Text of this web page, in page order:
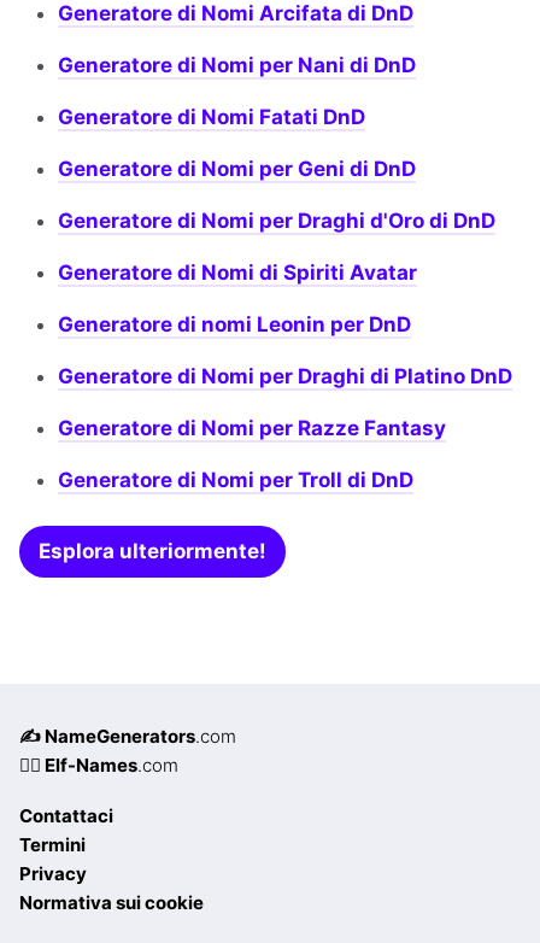
Generatore di Nomi Arcifata di DnD
Generatore di Nomi per Nani di DnD
Generatore di Nomi Fatati DnD
Generatore di Nomi per Geni di DnD
Generatore di Nomi per Draghi d'Oro di DnD
Generatore di Nomi di Spiriti Avatar
Generatore di nomi Leonin per DnD
Generatore di Nomi per Draghi di Platino DnD
Generatore di Nomi per Razze Fantasy
Generatore di Nomi per Troll di DnD
Esplora ulteriormente!
✍️ NameGenerators.com
🧝‍♀️ Elf-Names.com
Contattaci
Termini
Privacy
Normativa sui cookie